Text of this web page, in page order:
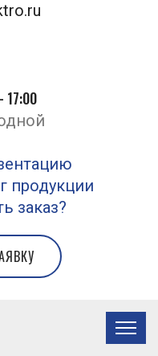
17:00
продукции
заказ?